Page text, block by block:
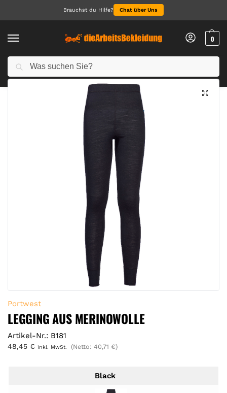
Brauchst du Hilfe? Chat über Uns
0
Start Alle Produkte / Legging aus Merinowolle
Portwest
LEGGING AUS MERINOWOLLE
Artikel-Nr.: B181
48,45 € inkl. MwSt. (Netto: 40,71 €)
Black